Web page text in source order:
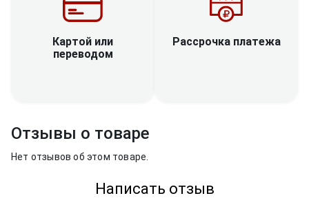
Картой или
переводом
Рассрочка платежа
Отзывы о товаре
Нет отзывов об этом товаре.
Написать отзыв